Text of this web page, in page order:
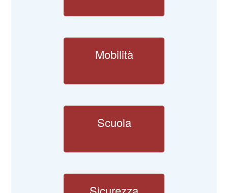
Mobilità
Scuola